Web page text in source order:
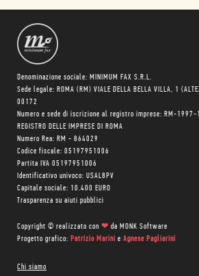
Denominazione sociale: MINIMUM FAX S.R.L.
Sede legale: ROMA (RM) VIALE DELLA BELLA VILLA, 1
00172
Numero e sede di iscrizione al registro imprese: RM-
REGISTRO DELLE IMPRESE DI ROMA
Numero Rea: RM - 864029
Codice fiscale: 05197951006
Partita IVA 05197951006
Identificativo univoco: USAL8PV
Capitale sociale: 10.400 EURO
Trasparenza su aiuti pubblici
Copyright © realizzato con ❤ da MONK Software
Progetto grafico: Patrizio Marini e Agnese Pagliarini
Chi siamo